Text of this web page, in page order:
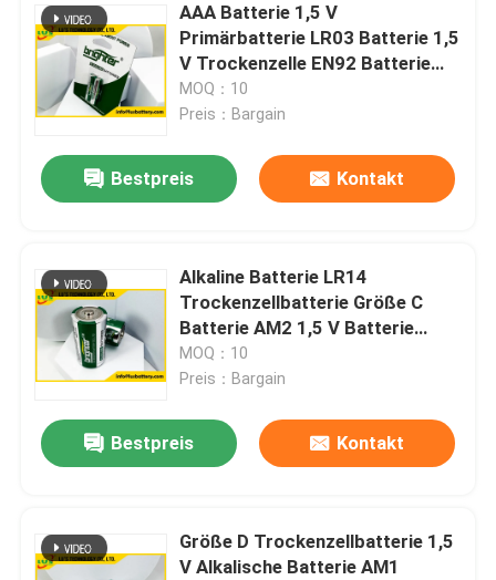
AAA Batterie 1,5 V
Primärbatterie LR03 Batterie 1,5
V Trockenzelle EN92 Batterie
OEM
MOQ：10
Preis：Bargain
Bestpreis Kontakt
Alkaline Batterie LR14
Trockenzellbatterie Größe C
Batterie AM2 1,5 V Batterie
LR14 Alkaline Zelle
MOQ：10
Preis：Bargain
Bestpreis Kontakt
Größe D Trockenzellbatterie 1,5
V Alkalische Batterie AM1